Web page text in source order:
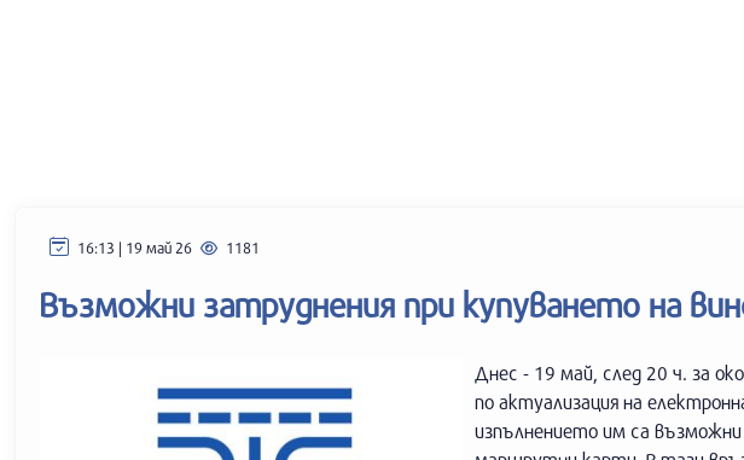
16:13 | 19 май 26 1181
Възможни затруднения при купуването на
Днес - 19 май, след 20 ч. за
по актуализация на
изпълнението им са